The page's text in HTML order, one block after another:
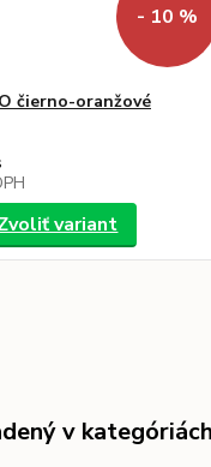
- 10 %
čierno-oranžové
variant
v kategóriách